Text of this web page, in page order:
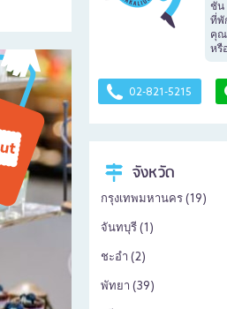
ชั่น
ที่พั
คุณ
หรื
02-821-5215
จังหวัด
กรุงเทพมหานคร (19)
จันทบุรี (1 )
ชะอำ (2)
พัทยา (39)